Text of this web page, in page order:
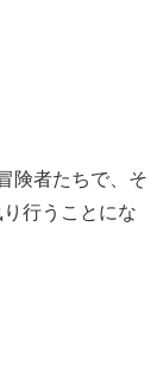
険者たちで、そ
行うことにな